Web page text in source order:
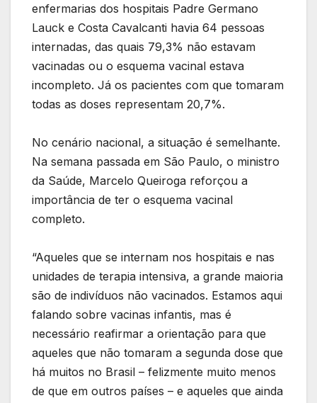
enfermarias dos hospitais Padre Germano
Lauck e Costa Cavalcanti havia 64 pessoas
internadas, das quais 79,3% não estavam
vacinadas ou o esquema vacinal estava
incompleto. Já os pacientes com que tomaram
todas as doses representam 20,7%.
No cenário nacional, a situação é semelhante.
Na semana passada em São Paulo, o ministro
da Saúde, Marcelo Queiroga reforçou a
importância de ter o esquema vacinal
completo.
“Aqueles que se internam nos hospitais e nas
unidades de terapia intensiva, a grande maioria
são de indivíduos não vacinados. Estamos aqui
falando sobre vacinas infantis, mas é
necessário reafirmar a orientação para que
aqueles que não tomaram a segunda dose que
há muitos no Brasil – felizmente muito menos
de que em outros países – e aqueles que ainda